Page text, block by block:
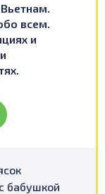
всем.
и
бабушкой